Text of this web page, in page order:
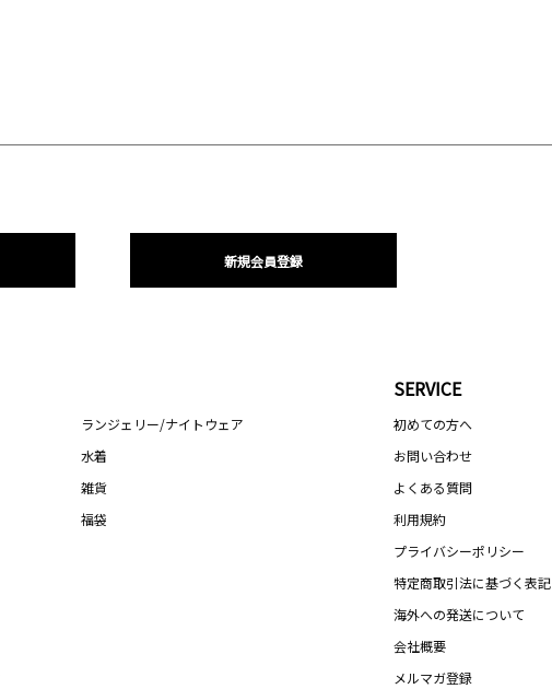
新規会員登録
ランジェリー/ナイトウェア
水着
雑貨
福袋
SERVICE
初めての方へ
お問い合わせ
よくある質問
利用規約
プライバシーポリシー
特定商取引法に基づく表記
海外への発送について
会社概要
メルマガ登録